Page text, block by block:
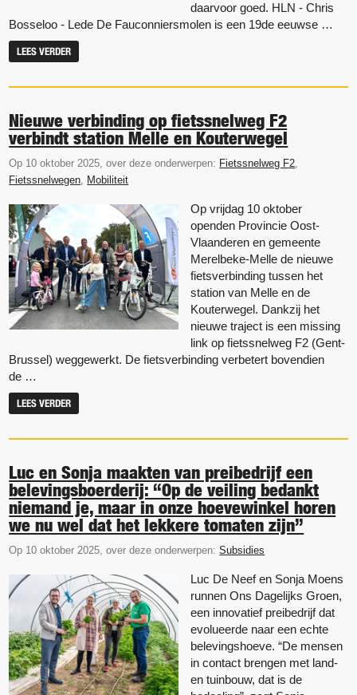
daarvoor goed. HLN - Chris
Bosseloo - Lede De Fauconniersmolen is een 19de eeuwse …
LEES VERDER
Nieuwe verbinding op fietssnelweg F2
verbindt station Melle en Kouterwegel
Op 10 oktober 2025, over deze onderwerpen: Fietssnelweg F2
Fietssnelwegen
Mobiliteit
Op vrijdag 10 oktober
openden Provincie Oost-
Vlaanderen en gemeente
Merelbeke-Melle de nieuwe
fietsverbinding tussen het
station van Melle en de
Kouterwegel. Dankzij het
nieuwe traject is een missing
link op fietssnelweg F2 (Gent-
Brussel) weggewerkt. De fietsverbinding verbetert bovendien
de …
LEES VERDER
Luc en Sonja maakten van preibedrijf een
belevingsboerderij: “Op de veiling bedankt
niemand je, maar in onze hoevewinkel horen
we nu wel dat het lekkere tomaten zijn”
Op 10 oktober 2025, over deze onderwerpen:Subsidies
Luc De Neef en Sonja Moens
runnen Ons Dagelijks Groen,
een innovatief preibedrijf dat
evolueerde naar een echte
belevingshoeve. “De mensen
in contact brengen met land-
en tuinbouw, dat is de